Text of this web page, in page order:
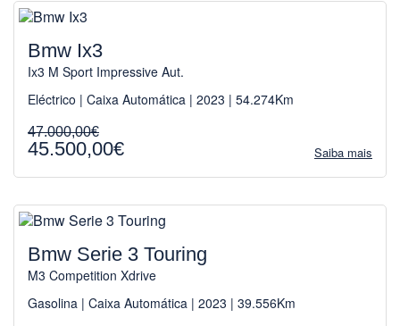
Bmw Ix3
Ix3 M Sport Impressive Aut.
Eléctrico | Caixa Automática | 2023 | 54.274Km
47.000,00€
45.500,00€ Saiba mais
Bmw Serie 3 Touring
M3 Competition Xdrive
Gasolina | Caixa Automática | 2023 | 39.556Km